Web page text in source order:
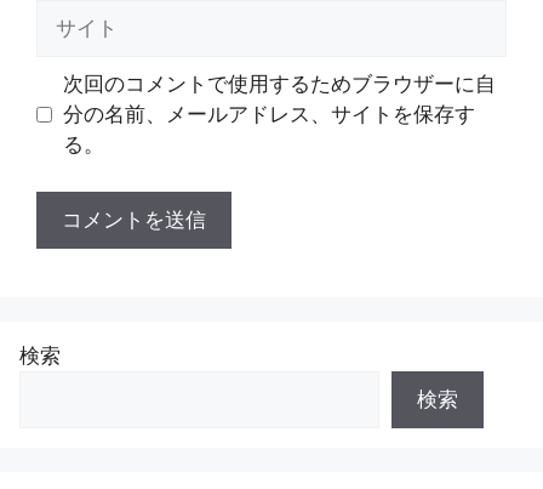
次回のコメントで使用するためブラウザーに自
分の名前、メールアドレス、サイトを保存す
る。
検索
検索